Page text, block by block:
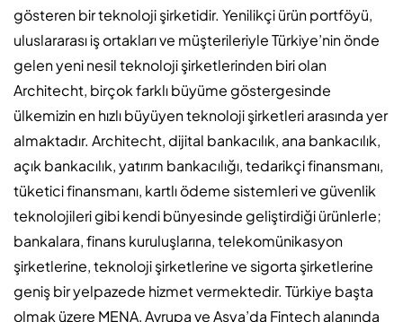
gösteren bir teknoloji şirketidir. Yenilikçi ürün portföyü,
uluslararası iş ortakları ve müşterileriyle Türkiye’nin önde
gelen yeni nesil teknoloji şirketlerinden biri olan
Architecht, birçok farklı büyüme göstergesinde
ülkemizin en hızlı büyüyen teknoloji şirketleri arasında yer
almaktadır. Architecht, dijital bankacılık, ana bankacılık,
açık bankacılık, yatırım bankacılığı, tedarikçi finansmanı,
tüketici finansmanı, kartlı ödeme sistemleri ve güvenlik
teknolojileri gibi kendi bünyesinde geliştirdiği ürünlerle;
bankalara, finans kuruluşlarına, telekomünikasyon
şirketlerine, teknoloji şirketlerine ve sigorta şirketlerine
geniş bir yelpazede hizmet vermektedir. Türkiye başta
olmak üzere MENA, Avrupa ve Asya’da Fintech alanında